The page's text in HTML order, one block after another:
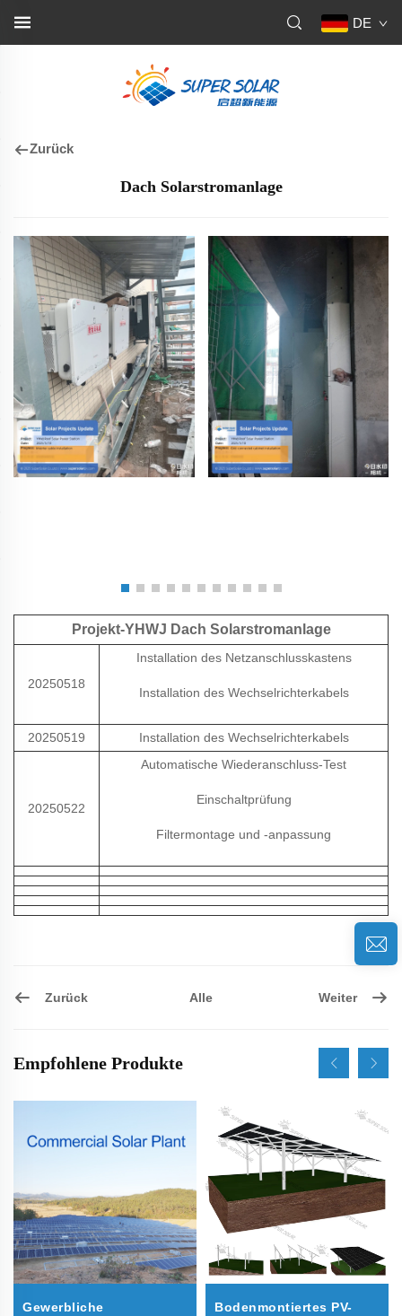
DE
Zurück
Dach Solarstromanlage
Projekt-YHWJ Dach Solarstromanlage
20250518
Installation des Netzanschlusskastens
Installation des Wechselrichterkabels
20250519 Installation des Wechselrichterkabels
20250522
Automatische Wiederanschluss-Test
Einschaltprüfung
Filtermontage und -anpassung
Zurück Alle Weiter
Empfohlene Produkte
Gewerbliche
Bodenmontiertes PV-